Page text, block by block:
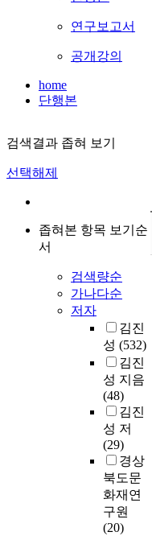
연구보고서
공개강의
home
단행본
검색결과 좁혀 보기
선택해제
좁혀본 항목 보기순
서
검색량순
가나다순
저자
김진
성 (532)
김진
성 지음
(48)
김진
성 저
(29)
경상
북도문
화재연
구원
(20)